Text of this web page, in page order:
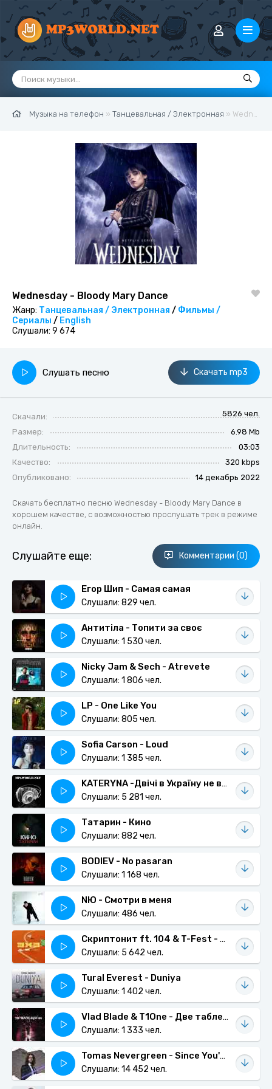
Музыка на телефон » Танцевальная / Электронная » Wednesday - Bloody Mary Dance
Wednesday - Bloody Mary Dance
Жанр: Танцевальная / Электронная / Фильмы /
Сериалы / English
Слушали: 9 674
Слушать песню Скачать mp3
Скачали:
5826 чел.
Размер:
6.98 Mb
Длительность:
03:03
Качество:
320 kbps
Опубликовано:
14 декабрь 2022
Скачать бесплатно песню Wednesday - Bloody Mary Dance в
хорошем качестве, с возможностью прослушать трек в режиме
онлайн.
Слушайте еще: Комментарии (0)
Егор Шип - Самая самая
Слушали: 829 чел.
Антитіла - Топити за своє
Слушали: 1 530 чел.
Nicky Jam & Sech - Atrevete
Слушали: 1 806 чел.
LP - One Like You
Слушали: 805 чел.
Sofia Carson - Loud
Слушали: 1 385 чел.
KATERYNA -Двічі в Україну не ввійдеш (Cover Двічі в одну річку не війдеш)
Слушали: 5 281 чел.
Татарин - Кино
Слушали: 882 чел.
BODIEV - No pasaran
Слушали: 1 168 чел.
NЮ - Смотри в меня
Слушали: 486 чел.
Скриптонит ft. 104 & T-Fest - 3x3
Слушали: 5 642 чел.
Tural Everest - Duniya
Слушали: 1 402 чел.
Vlad Blade & T1One - Две таблетки анальгина
Слушали: 1 333 чел.
Tomas Nevergreen - Since You've Been Gone (Dj Amor ft. Ladynsax Radio mix)
Слушали: 14 452 чел.